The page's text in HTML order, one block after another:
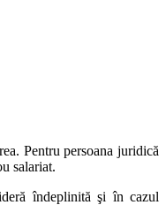
Pentru persoana juridică
salariat.
îndeplinită şi în cazul